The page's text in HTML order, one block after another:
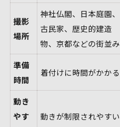
撮影
場所
神社仏閣、日本庭園、
古民家、歴史的建造
物、京都などの街並み
準備
時間
着付けに時間がかかる
動き
やす
動きが制限されやすい